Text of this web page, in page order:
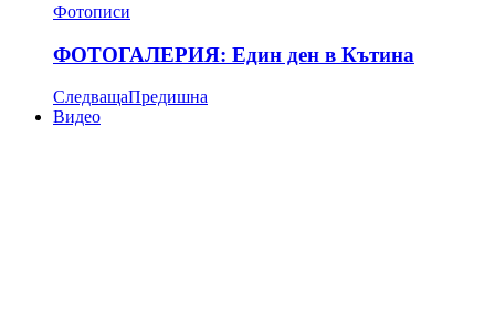
Фотописи
ФОТОГАЛЕРИЯ: Един ден в Кътина
СледващаПредишна
Видео